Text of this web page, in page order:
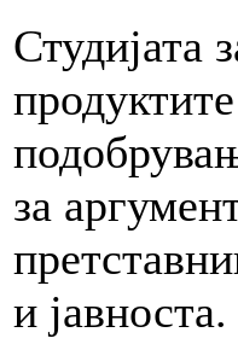
Студијата
за
и